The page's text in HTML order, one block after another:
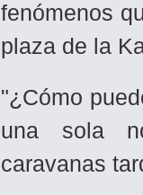
fenómenos
plaza de la
"¿Cómo
una sola
caravanas